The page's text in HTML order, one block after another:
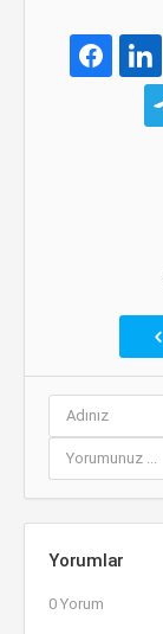
Yorumlar
0 Yorum